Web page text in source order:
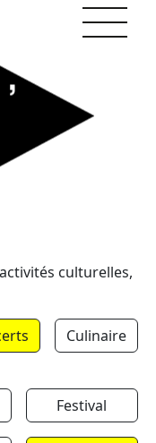
culturelles,
Culinaire
Festival